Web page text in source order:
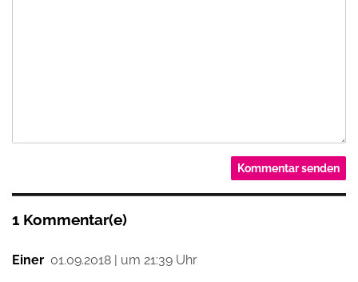
1 Kommentar(e)
Einer 01.09.2018 | um 21:39 Uhr